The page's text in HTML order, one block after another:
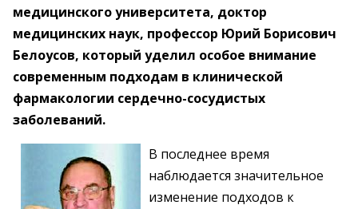
медицинского университета, доктор
медицинских наук, профессор Юрий Борисович
Белоусов, который уделил особое внимание
современным подходам в клинической
фармакологии сердечно-сосудистых
заболеваний.
В последнее время
наблюдается значительное
изменение подходов к